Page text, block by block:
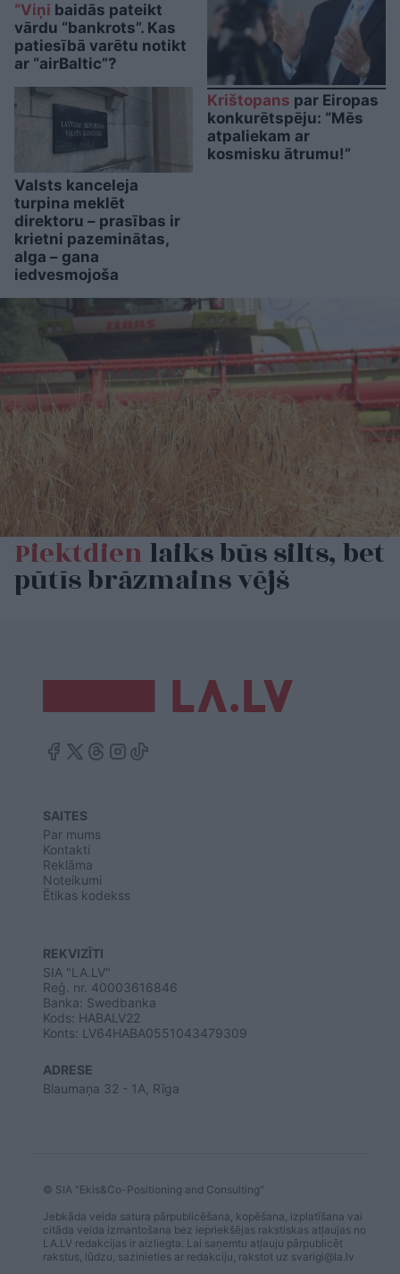
“Viņi baidās pateikt
vārdu “bankrots”. Kas
patiesībā varētu notikt
ar “airBaltic”?
Valsts kanceleja
turpina meklēt
direktoru – prasības ir
krietni pazeminātas,
alga – gana
iedvesmojoša
Krištopans par Eiropas
konkurētspēju: “Mēs
atpaliekam ar
kosmisku ātrumu!”
Piektdienlaiks būs silts, bet
pūtīs brāzmains vējš
SAITES
Par mums
Kontakti
Reklāma
Noteikumi
Ētikas kodekss
REKVIZĪTI
SIA "LA.LV"
Reģ. nr. 40003616846
Banka: Swedbanka
Kods: HABALV22
Konts: LV64HABA0551043479309
ADRESE
Blaumaņa 32 - 1A, Rīga
© SIA "Ekis&Co-Positioning and Consulting"
Jebkāda veida satura pārpublicēšana, kopēšana, izplatīšana vai
citāda veida izmantošana bez iepriekšējas rakstiskas atļaujas no
LA.LV redakcijas ir aizliegta. Lai saņemtu atļauju pārpublicēt
rakstus, lūdzu, sazinieties ar redakciju, rakstot uz svarigi@la.lv